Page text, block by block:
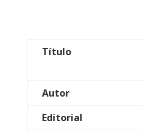
Título
Autor
Editorial